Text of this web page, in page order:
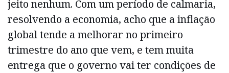
jeito nenhum. Com um período de calmaria,
resolvendo a economia, acho que a inflação
global tende a melhorar no primeiro
trimestre do ano que vem, e tem muita
entrega que o governo vai ter condições de